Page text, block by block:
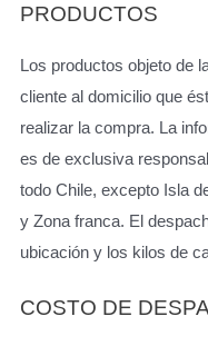
PRODUCTOS
Los productos objeto de
cliente al domicilio que
realizar la compra. La
es de exclusiva
todo Chile, excepto Isla
y Zona franca. El
ubicación y los kilos de
COSTO DE